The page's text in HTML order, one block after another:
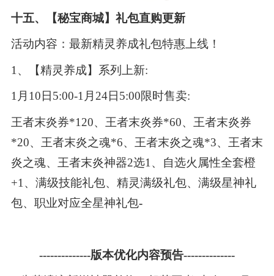
十五、【秘宝商城】礼包直购更新
活动内容：最新精灵养成礼包特惠上线！
1、【精灵养成】系列上新:
1月10日5:00-1月24日5:00限时售卖:
王者末炎券*120、王者末炎券*60、王者末炎券
*20、王者末炎之魂*6、王者末炎之魂*3、王者末
炎之魂、王者末炎神器2选1、自选火属性全套橙
+1、满级技能礼包、精灵满级礼包、满级星神礼
包、职业对应全星神礼包-
--------------版本优化内容预告--------------